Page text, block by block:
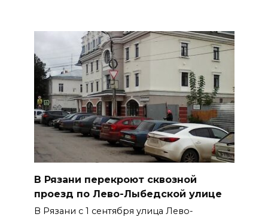
В Рязани перекроют сквозной
проезд по Лево-Лыбедской улице
В Рязани с 1 сентября улица Лево-